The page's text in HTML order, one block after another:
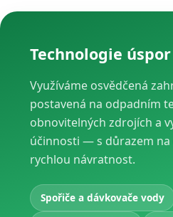
Technologie úspor
Využíváme osvědčená
postavená na odpadním
obnovitelných zdrojích a
účinnosti — s důrazem
rychlou návratnost.
Spořiče a dávkovače vody